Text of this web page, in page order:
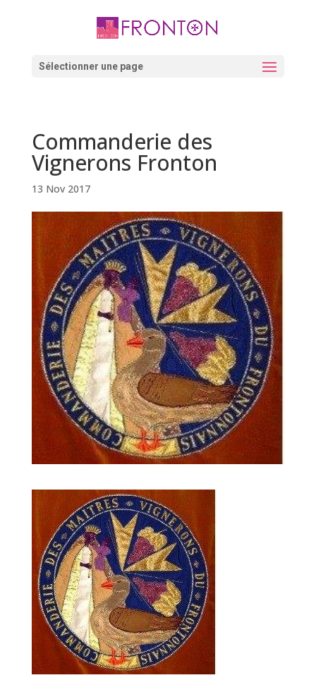
Sélectionner une page
Commanderie des
Vignerons Fronton
13 Nov 2017